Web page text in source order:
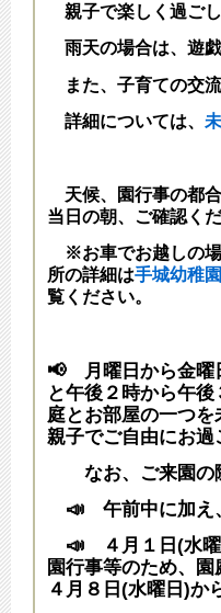
親子で楽しく過ご
雨天の場合は、遊
また、子育ての交
詳細については、
天候、園行事の都
当日の朝、ご確認くだ
※お車でお越しの場
所の詳細は手城幼稚
覧ください。
📢 月曜日から金曜
と午後２時から午
庭とお部屋の一つを
親子でご自由にお過
なお、ご来園の
📣 午前中に加え
📣 ４月１日(水曜
園行事等のため、
４月８日(水曜日)か